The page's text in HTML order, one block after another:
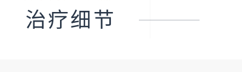
治疗细节